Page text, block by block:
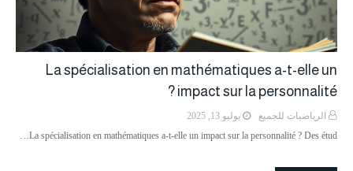
La spécialisation en mathématiques a-t-elle un
impact sur la personnalité ?
الرياضيات للجميع
يوليو 13, 2025
La spécialisation en mathématiques a-t-elle un impact sur la personnalité ? Des étud…